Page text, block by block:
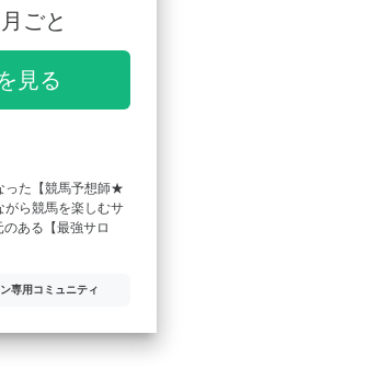
ごと
見る
った【競馬予想師★
がら競馬を楽しむサ
ある【最強サロ
専用コミュニティ